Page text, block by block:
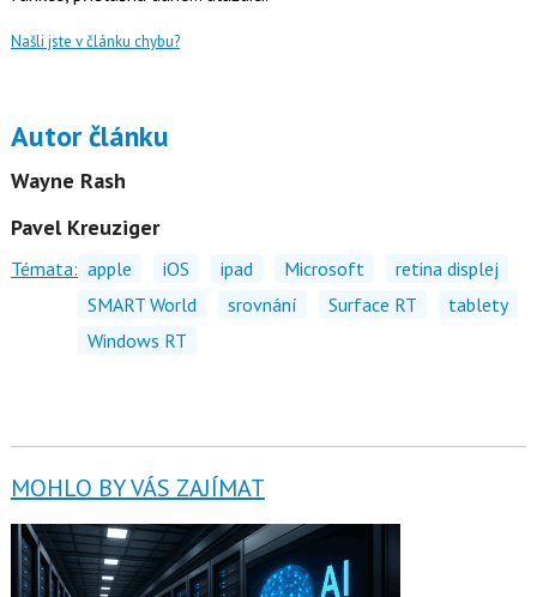
Našli jste v článku chybu?
Autor článku
Wayne Rash
Pavel Kreuziger
Témata: apple iOS ipad Microsoft
retina displej
SMART World
srovnání Surface RT
tablety
Windows RT
MOHLO BY VÁS ZAJÍMAT